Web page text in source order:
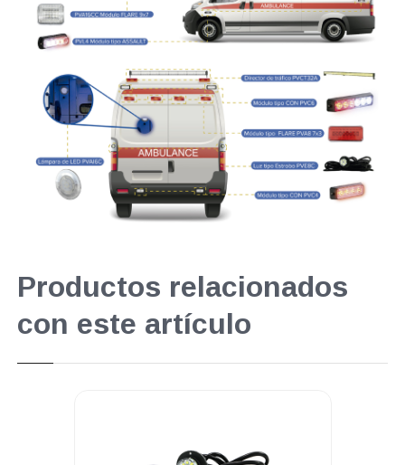
Productos relacionados
con este artículo